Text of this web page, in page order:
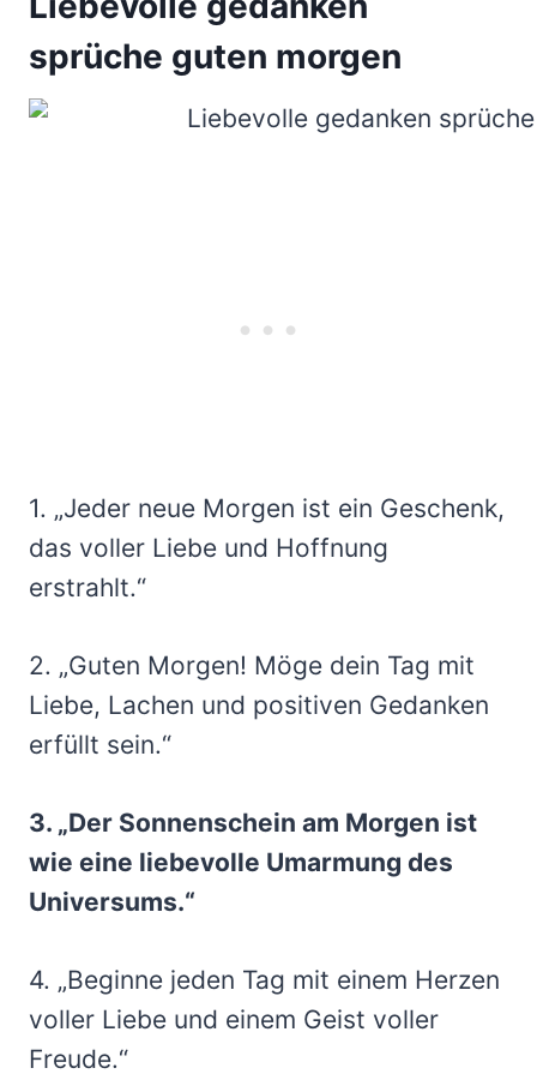
sprüche guten morgen
1. „Jeder neue Morgen ist ein Geschenk,
das voller Liebe und Hoffnung
erstrahlt.“
2. „Guten Morgen! Möge dein Tag mit
Liebe, Lachen und positiven Gedanken
erfüllt sein.“
3. „Der Sonnenschein am Morgen ist
wie eine liebevolle Umarmung des
Universums.“
4. „Beginne jeden Tag mit einem Herzen
voller Liebe und einem Geist voller
Freude.“